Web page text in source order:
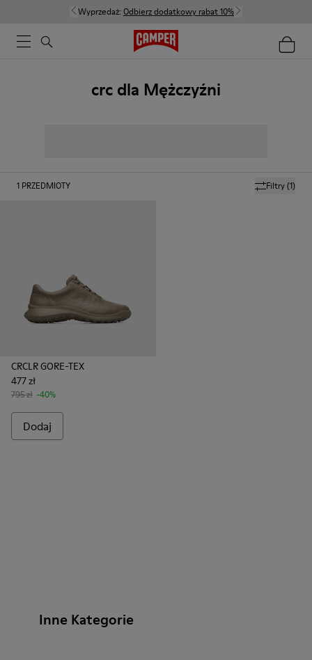
Wyprzedaż: Odbierz dodatkowy rabat 10%
crc dla Mężczyźni
Filtry(1)
1 PRZEDMIOTY
CRCLR GORE-TEX
477 zł
795 zł -40%
Dodaj
Inne Kategorie